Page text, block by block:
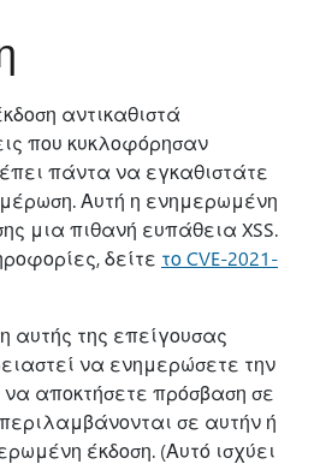
αντικαθιστά
που κυκλοφόρησαν
πάντα να εγκαθιστάτε
Αυτή η ενημερωμένη
μια πιθανή ευπάθεια XSS.
δείτε το CVE-2021-
αυτής της επείγουσας
να ενημερώσετε την
αποκτήσετε πρόσβαση σε
σε αυτήν ή
έκδοση. (Αυτό ισχύει